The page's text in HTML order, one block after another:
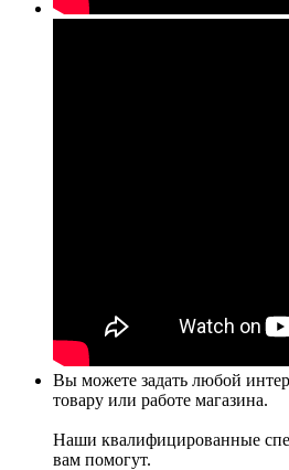
Вы можете задать любой
товару или работе магазина.
Наши квалифицированные
вам помогут.